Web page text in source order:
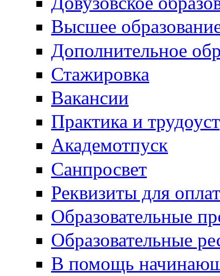
Высшее
Дополнительное
Стажировка
Вакансии
Практика и
Академотпуск
Санпросвет
Реквизиты для
Образовательные
Образовательные
В помощь